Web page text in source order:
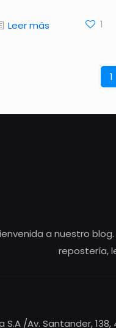
Leer más 1
1
a nuestro
repostería,
S.A /Av. Santander,